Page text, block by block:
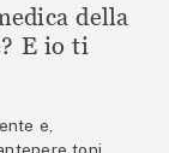
della
E io ti
e,
toni